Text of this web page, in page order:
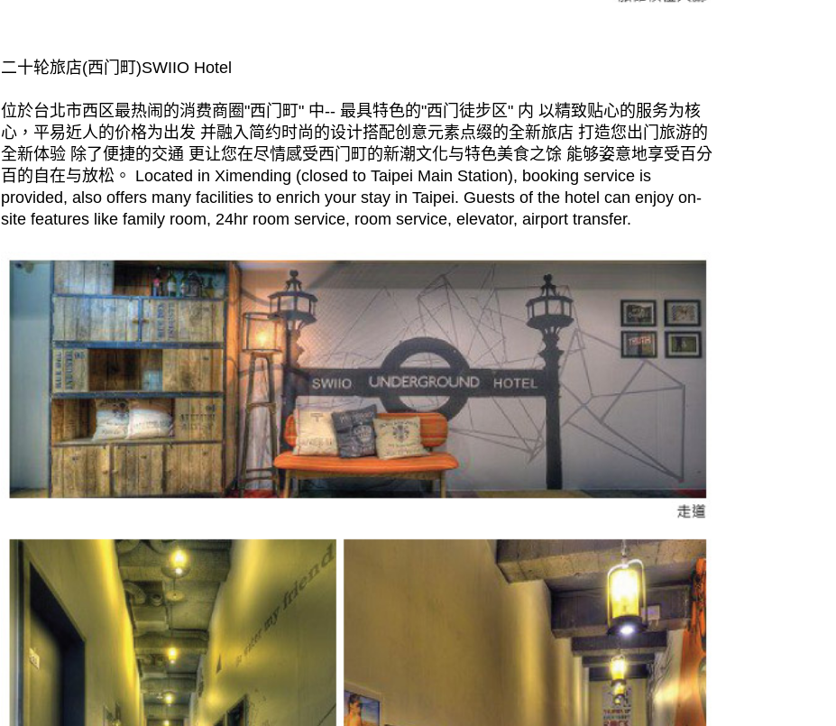
二十轮旅店(西门町)SWIIO Hotel
位於台北市西区最热闹的消费商圈"西门町" 中-- 最具特色的"西门徒步区" 内 以精致贴心的服务为核
心，平易近人的价格为出发 并融入简约时尚的设计搭配创意元素点缀的全新旅店 打造您出门旅游的
全新体验 除了便捷的交通 更让您在尽情感受西门町的新潮文化与特色美食之馀 能够姿意地享受百分
百的自在与放松。 Located in Ximending (closed to Taipei Main Station), booking service is
provided, also offers many facilities to enrich your stay in Taipei. Guests of the hotel can enjoy on-
site features like family room, 24hr room service, room service, elevator, airport transfer.